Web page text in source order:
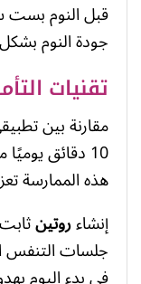
قبل النوم بست
جودة النوم
تقنيات
10 دقائق يوميًا من
هذه الممارسة
إنشاءروتين